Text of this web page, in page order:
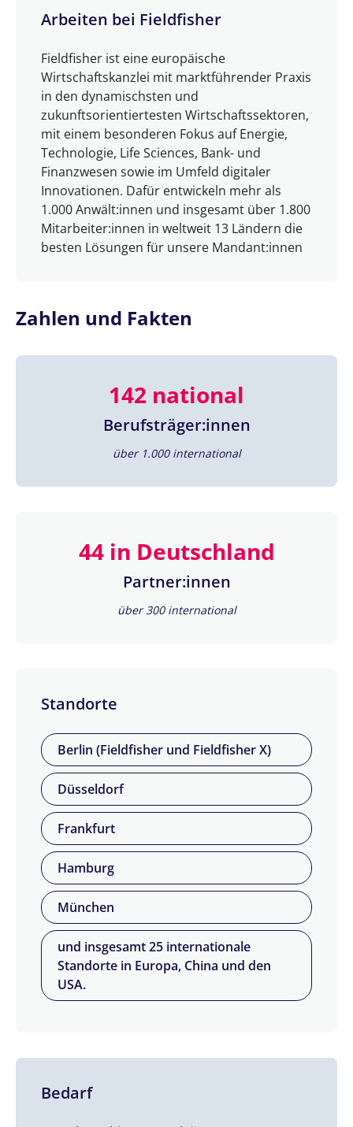
Arbeiten bei Fieldfisher
Fieldfisher ist eine europäische
Wirtschaftskanzlei mit marktführender Praxis
in den dynamischsten und
zukunftsorientiertesten Wirtschaftssektoren,
mit einem besonderen Fokus auf Energie,
Technologie, Life Sciences, Bank- und
Finanzwesen sowie im Umfeld digitaler
Innovationen. Dafür entwickeln mehr als
1.000 Anwält:innen und insgesamt über 1.800
Mitarbeiter:innen in weltweit 13 Ländern die
besten Lösungen für unsere Mandant:innen
Zahlen und Fakten
142 national
Berufsträger:innen
über 1.000 international
44 in Deutschland
Partner:innen
über 300 international
Standorte
Berlin (Fieldfisher und Fieldfisher X)
Düsseldorf
Frankfurt
Hamburg
München
und insgesamt 25 internationale
Standorte in Europa, China und den
USA.
Bedarf